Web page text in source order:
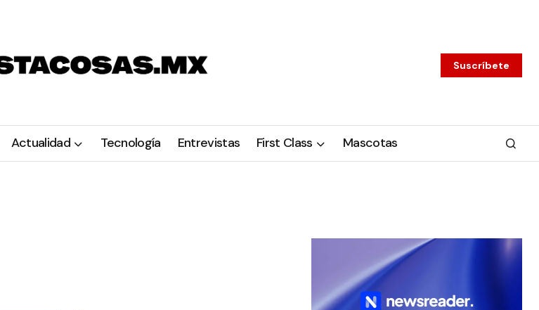
Suscríbete
Actualidad Tecnología Entrevistas First Class Mascotas